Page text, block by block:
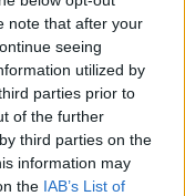
note that after your
seeing
utilized by
parties prior to
of the further
third parties on the
information may
the IAB’s List of